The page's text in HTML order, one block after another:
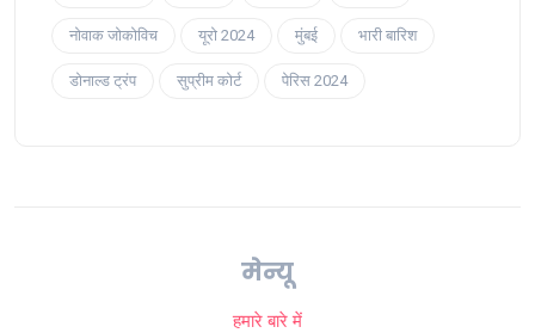
नोवाक जोकोविच यूरो 2024 मुंबई भारी बारिश
डोनाल्ड ट्रंप सुप्रीम कोर्ट पेरिस 2024
मेन्यू
हमारे बारे में